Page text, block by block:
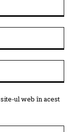
ul web în acest